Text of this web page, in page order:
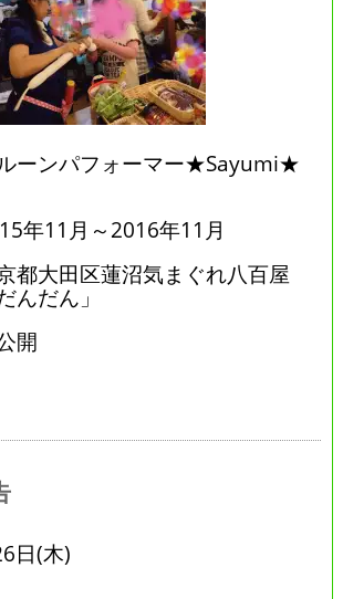
ーンパフォーマー★Sayumi★
年11月～2016年11月
都大田区蓮沼気まぐれ八百屋
んだん」
開
日(木)